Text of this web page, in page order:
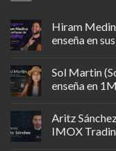
Hiram
enseña en
Sol Martin
enseña en
Aritz
IMOX